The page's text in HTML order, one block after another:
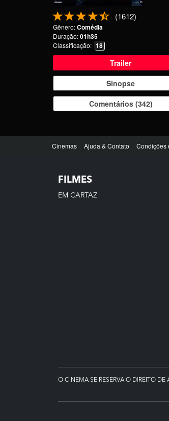
FILMES
EM CARTAZ
O CINEMA SE RESERVA O DIREITO DE